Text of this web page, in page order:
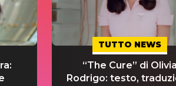
TUTTO NEWS
“The Cure” di Olivia
Rodrigo: testo,